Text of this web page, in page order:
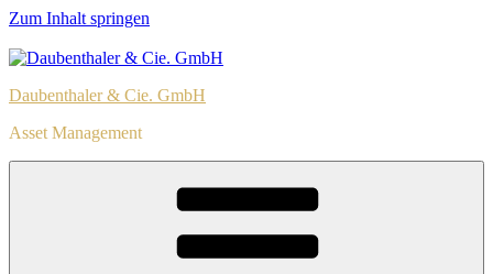
Zum Inhalt springen
Daubenthaler & Cie. GmbH
Asset Management